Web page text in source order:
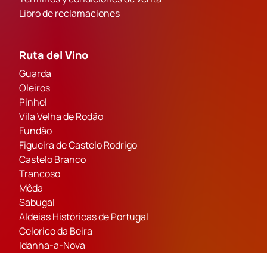
Libro de reclamaciones
Ruta del Vino
Guarda
Oleiros
Pinhel
Vila Velha de Rodão
Fundão
Figueira de Castelo Rodrigo
Castelo Branco
Trancoso
Mêda
Sabugal
Aldeias Históricas de Portugal
Celorico da Beira
Idanha-a-Nova